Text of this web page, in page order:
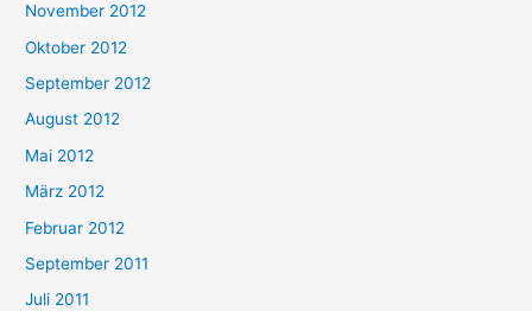
November 2012
Oktober 2012
September 2012
August 2012
Mai 2012
März 2012
Februar 2012
September 2011
Juli 2011